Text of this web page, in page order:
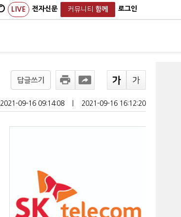
LIVE 전자신문 커뮤니티 함께 로그인
답글쓰기
2021-09-16 09:14:08 2021-09-16 16:12:20